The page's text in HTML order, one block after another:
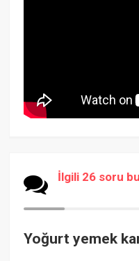
İlgili 26 soru
Yoğurt yemek